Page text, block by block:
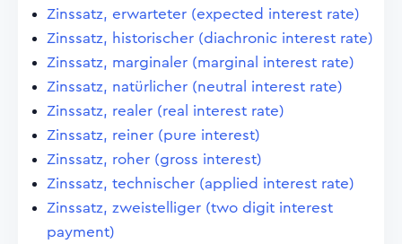
Zinssatz, erwarteter (expected interest rate)
Zinssatz, historischer (diachronic interest rate)
Zinssatz, marginaler (marginal interest rate)
Zinssatz, natürlicher (neutral interest rate)
Zinssatz, realer (real interest rate)
Zinssatz, reiner (pure interest)
Zinssatz, roher (gross interest)
Zinssatz, technischer (applied interest rate)
Zinssatz, zweistelliger (two digit interest
payment)